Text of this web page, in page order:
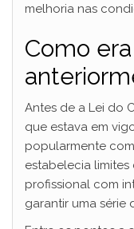
melhoria nas
Como
Antes de a Lei do
que estava em
popularmente
estabelecia
profissional com
garantir uma série